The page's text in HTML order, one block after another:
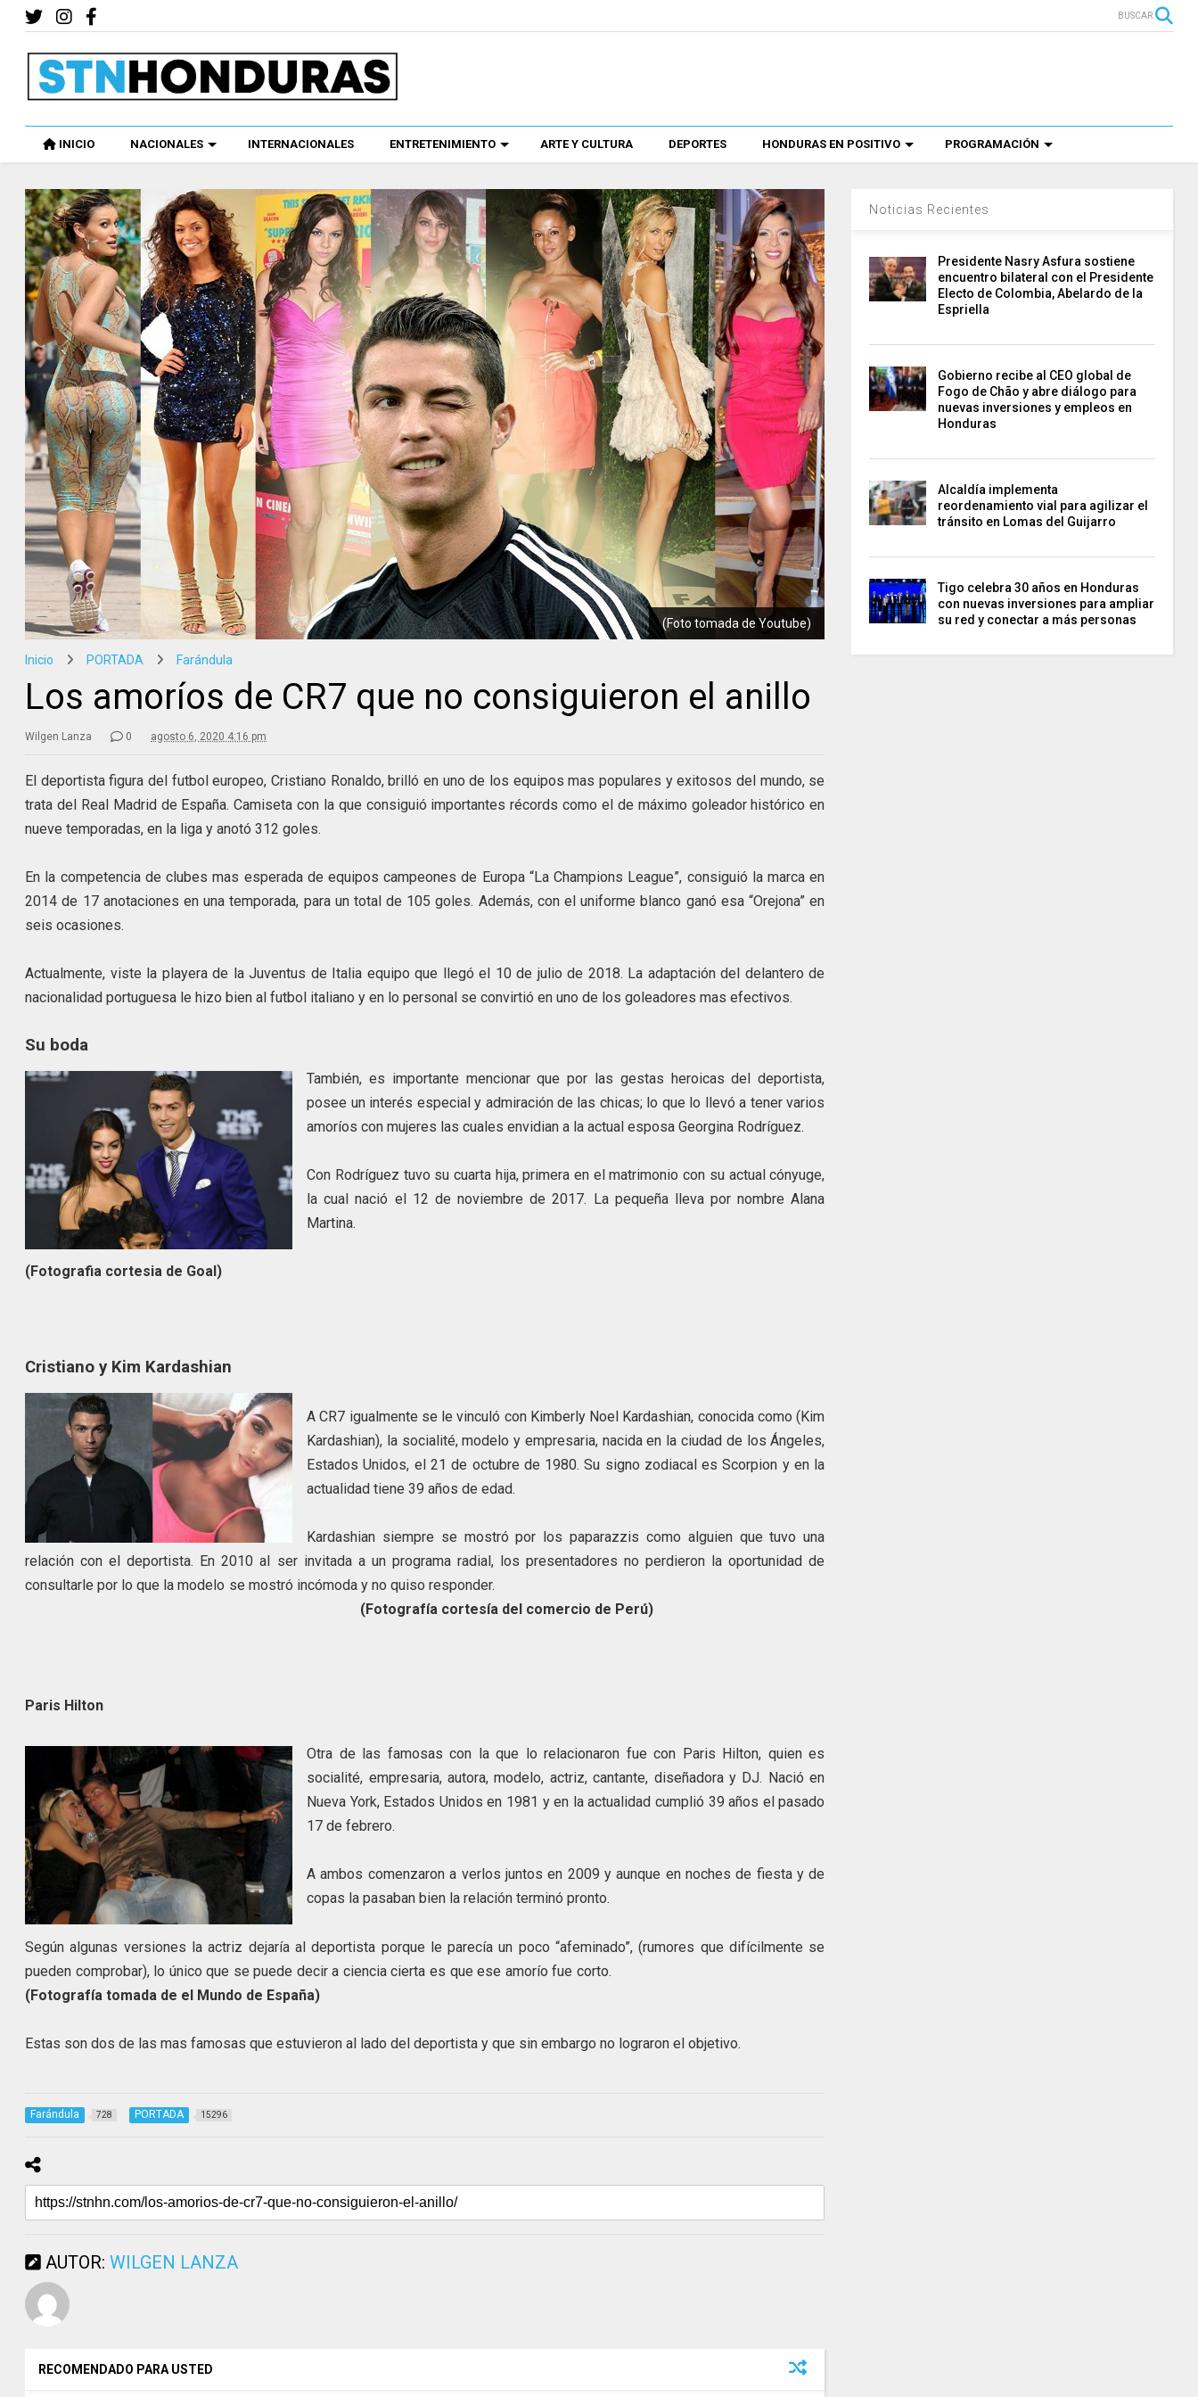
BUSCAR
INICIO NACIONALES INTERNACIONALES ENTRETENIMIENTO ARTE Y CULTURA DEPORTES HONDURAS EN POSITIVO PROGRAMACIÓN
(Foto tomada de Youtube)
Inicio PORTADA Farándula
Los amoríos de CR7 que no consiguieron el anillo
Wilgen Lanza 0 agosto 6, 2020 4:16 pm
El deportista figura del futbol europeo, Cristiano Ronaldo, brilló en uno de los equipos mas populares y exitosos del mundo, se
trata del Real Madrid de España. Camiseta con la que consiguió importantes récords como el de máximo goleador histórico en
nueve temporadas, en la liga y anotó 312 goles.
En la competencia de clubes mas esperada de equipos campeones de Europa “La Champions League”, consiguió la marca en
2014 de 17 anotaciones en una temporada, para un total de 105 goles. Además, con el uniforme blanco ganó esa “Orejona” en
seis ocasiones.
Actualmente, viste la playera de la Juventus de Italia equipo que llegó el 10 de julio de 2018. La adaptación del delantero de
nacionalidad portuguesa le hizo bien al futbol italiano y en lo personal se convirtió en uno de los goleadores mas efectivos.
Su boda
También, es importante mencionar que por las gestas heroicas del deportista,
posee un interés especial y admiración de las chicas; lo que lo llevó a tener varios
amoríos con mujeres las cuales envidian a la actual esposa Georgina Rodríguez.
Con Rodríguez tuvo su cuarta hija, primera en el matrimonio con su actual cónyuge,
la cual nació el 12 de noviembre de 2017. La pequeña lleva por nombre Alana
Martina.
(Fotografia cortesia de Goal)
Cristiano y Kim Kardashian
A CR7 igualmente se le vinculó con Kimberly Noel Kardashian, conocida como (Kim
Kardashian), la socialité, modelo y empresaria, nacida en la ciudad de los Ángeles,
Estados Unidos, el 21 de octubre de 1980. Su signo zodiacal es Scorpion y en la
actualidad tiene 39 años de edad.
Kardashian siempre se mostró por los paparazzis como alguien que tuvo una
relación con el deportista. En 2010 al ser invitada a un programa radial, los presentadores no perdieron la oportunidad de
consultarle por lo que la modelo se mostró incómoda y no quiso responder.
(Fotografía cortesía del comercio de Perú)
Paris Hilton
Otra de las famosas con la que lo relacionaron fue con Paris Hilton, quien es
socialité, empresaria, autora, modelo, actriz, cantante, diseñadora y DJ. Nació en
Nueva York, Estados Unidos en 1981 y en la actualidad cumplió 39 años el pasado
17 de febrero.
A ambos comenzaron a verlos juntos en 2009 y aunque en noches de fiesta y de
copas la pasaban bien la relación terminó pronto.
Según algunas versiones la actriz dejaría al deportista porque le parecía un poco “afeminado”, (rumores que difícilmente se
pueden comprobar), lo único que se puede decir a ciencia cierta es que ese amorío fue corto.
(Fotografía tomada de el Mundo de España)
Estas son dos de las mas famosas que estuvieron al lado del deportista y que sin embargo no lograron el objetivo.
Farándula 728 PORTADA 15296
AUTOR:WILGEN LANZA
RECOMENDADO PARA USTED
Noticias Recientes
Presidente Nasry Asfura sostiene
encuentro bilateral con el Presidente
Electo de Colombia, Abelardo de la
Espriella
Gobierno recibe al CEO global de
Fogo de Chão y abre diálogo para
nuevas inversiones y empleos en
Honduras
Alcaldía implementa
reordenamiento vial para agilizar el
tránsito en Lomas del Guijarro
Tigo celebra 30 años en Honduras
con nuevas inversiones para ampliar
su red y conectar a más personas